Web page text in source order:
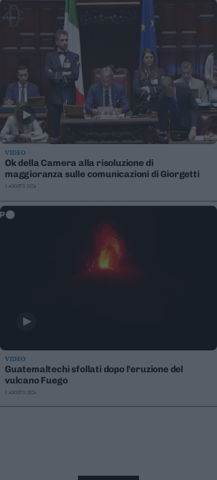
VIDEO
Ok della Camera alla risoluzione di
maggioranza sulle comunicazioni di Giorgetti
5 AGOSTO 2026
VIDEO
Guatemaltechi sfollati dopo l'eruzione del
vulcano Fuego
5 AGOSTO 2026